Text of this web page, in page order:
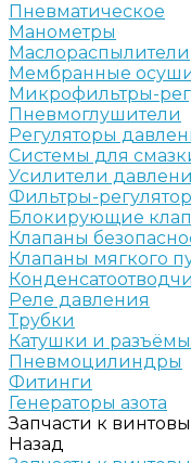
Пневматическое
Манометры
Маслораспылители
Мембранные
Микрофильтры-
Пневмоглушители
Регуляторы
Системы для
Усилители
Фильтры-
Блокирующие
Клапаны
Клапаны мягкого
Реле давления
Трубки
Катушки и разъёмы
Пневмоцилиндры
Фитинги
Генераторы азота
Запчасти к
Назад